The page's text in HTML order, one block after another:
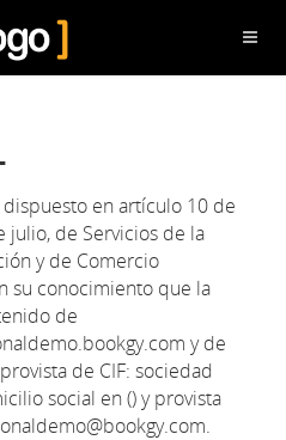
en artículo 10 de
julio, de Servicios de la
y de Comercio
su conocimiento que la
de
y de
de CIF: sociedad
social en () y provista